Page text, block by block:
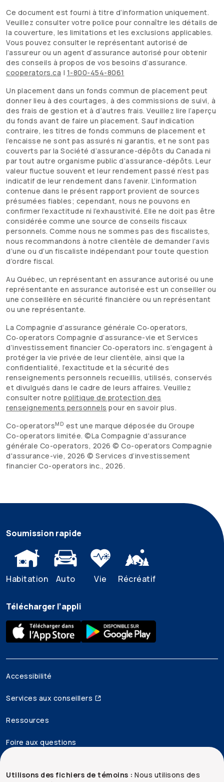
Ce document est fourni à titre d’information uniquement.
Veuillez consulter votre police pour connaître les détails de
la couverture, les limitations et les exclusions applicables.
Vous pouvez consulter le représentant autorisé de
l’assureur ou un agent d’assurance autorisé pour obtenir
des conseils à propos de vos besoins d’assurance.
cooperators.ca | 1-800-454-8061
Un placement dans un fonds commun de placement peut
donner lieu à des courtages, à des commissions de suivi, à
des frais de gestion et à d’autres frais. Veuillez lire l’aperçu
du fonds avant de faire un placement. Sauf indication
contraire, les titres de fonds communs de placement et
l’encaisse ne sont pas assurés ni garantis, et ne sont pas
couverts par la Société d’assurance-dépôts du Canada ni
par tout autre organisme public d’assurance-dépôts. Leur
valeur fluctue souvent et leur rendement passé n’est pas
indicatif de leur rendement dans l’avenir. L’information
contenue dans le présent rapport provient de sources
présumées fiables; cependant, nous ne pouvons en
confirmer l’exactitude ni l’exhaustivité. Elle ne doit pas être
considérée comme une source de conseils fiscaux
personnels. Comme nous ne sommes pas des fiscalistes,
nous recommandons à notre clientèle de demander l’avis
d’une ou d’un fiscaliste indépendant pour toute question
d’ordre fiscal.
Au Québec, un représentant en assurance autorisé ou une
représentante en assurance autorisée est un conseiller ou
une conseillère en sécurité financière ou un représentant
ou une représentante.
La Compagnie d’assurance générale Co‑operators,
Co‑operators Compagnie d’assurance-vie et Services
d’investissement financier Co‑operators inc. s’engagent à
protéger la vie privée de leur clientèle, ainsi que la
confidentialité, l’exactitude et la sécurité des
renseignements personnels recueillis, utilisés, conservés
et divulgués dans le cadre de leurs affaires. Veuillez
consulter notre politique de protection des
renseignements personnels pour en savoir plus.
Co-operatorsMD est une marque déposée du Groupe
Co-operators limitée. ©La Compagnie d'assurance
générale Co-operators, 2026 © Co-operators Compagnie
d'assurance-vie, 2026 © Services d’investissement
financier Co-operators inc., 2026.
Utilisons des fichiers de témoins : Nous utilisons des
Soumission rapide
Habitation Auto Vie Récréatif
Télécharger l’appli
Accessibilité
Services aux conseillers
Ressources
Foire aux questions